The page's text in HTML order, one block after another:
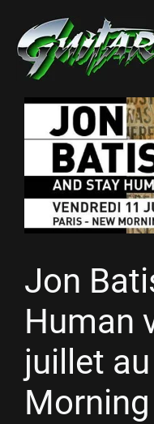
contenu
Jon
Human
juillet
Morning